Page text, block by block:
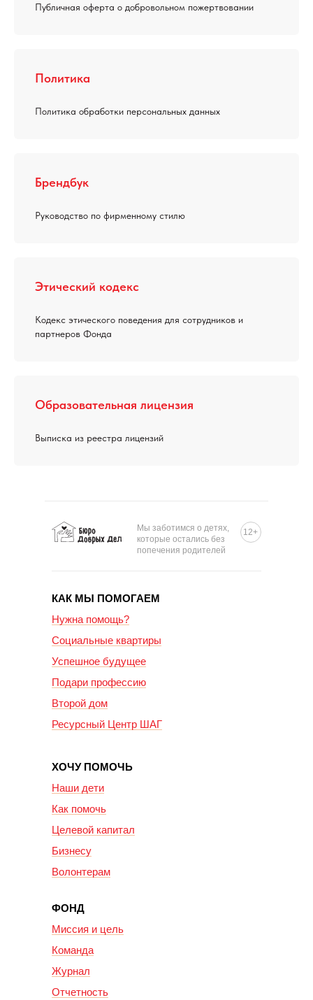
Публичная оферта о добровольном пожертвовании
Политика
Политика обработки персональных данных
Брендбук
Руководство по фирменному стилю
Этический кодекс
Кодекс этического поведения для сотрудников и
партнеров Фонда
Образовательная лицензия
Выписка из реестра лицензий
Мы заботимся о детях,
которые остались без
попечения родителей
КАК МЫ ПОМОГАЕМ
Нужна помощь?
Социальные квартиры
Успешное будущее
Подари профессию
Второй дом
Ресурсный Центр ШАГ
ХОЧУ ПОМОЧЬ
Наши дети
Как помочь
Целевой капитал
Бизнесу
Волонтерам
ФОНД
Миссия и цель
Команда
Журнал
Отчетность
12+